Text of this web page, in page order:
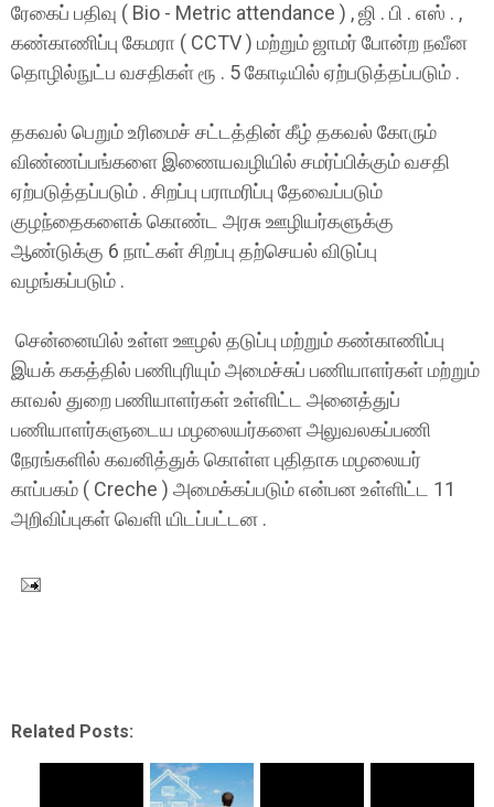
ரேகைப் பதிவு ( Bio - Metric attendance ) , ஜி . பி . எஸ் . ,
கண்காணிப்பு கேமரா ( CCTV ) மற்றும் ஜாமர் போன்ற நவீன
தொழில்நுட்ப வசதிகள் ரூ . 5 கோடியில் ஏற்படுத்தப்படும் .
தகவல் பெறும் உரிமைச் சட்டத்தின் கீழ் தகவல் கோரும்
விண்ணப்பங்களை இணையவழியில் சமர்ப்பிக்கும் வசதி
ஏற்படுத்தப்படும் . சிறப்பு பராமரிப்பு தேவைப்படும்
குழந்தைகளைக் கொண்ட அரசு ஊழியர்களுக்கு
ஆண்டுக்கு 6 நாட்கள் சிறப்பு தற்செயல் விடுப்பு
வழங்கப்படும் .
சென்னையில் உள்ள ஊழல் தடுப்பு மற்றும் கண்காணிப்பு
இயக் ககத்தில் பணிபுரியும் அமைச்சுப் பணியாளர்கள் மற்றும்
காவல் துறை பணியாளர்கள் உள்ளிட்ட அனைத்துப்
பணியாளர்களுடைய மழலையர்களை அலுவலகப்பணி
நேரங்களில் கவனித்துக் கொள்ள புதிதாக மழலையர்
காப்பகம் ( Creche ) அமைக்கப்படும் என்பன உள்ளிட்ட 11
அறிவிப்புகள் வெளி யிடப்பட்டன .
Related Posts: